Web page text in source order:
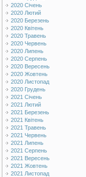
2020 Січень
2020 Лютий
2020 Березень
2020 Квітень
2020 Травень
2020 Червень
2020 Липень
2020 Серпень
2020 Вересень
2020 Жовтень
2020 Листопад
2020 Грудень
2021 Січень
2021 Лютий
2021 Березень
2021 Квітень
2021 Травень
2021 Червень
2021 Липень
2021 Серпень
2021 Вересень
2021 Жовтень
2021 Листопад